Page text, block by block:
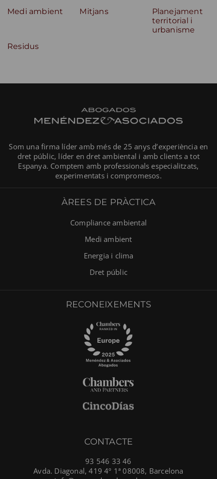
Medi ambient Mitjans
Planejament
territorial i
urbanisme
Residus
Som una firma líder amb més de 25 anys d’experiència en
dret públic, líder en dret ambiental i amb clients a tot
Espanya. Comptem amb professionals especialitzats,
experimentats i compromesos.
ÀREES DE PRÀCTICA
Compliance ambiental
Medi ambient
Energia i clima
Dret públic
RECONEIXEMENTS
CONTACTE
93 546 33 46
Avda. Diagonal, 419 4º 1ª 08008, Barcelona